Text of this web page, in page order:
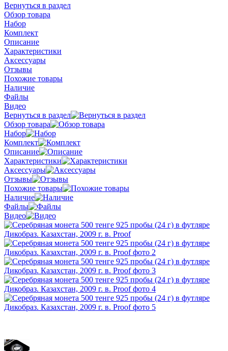
Вернуться в раздел
Обзор товара
Набор
Комплект
Описание
Характеристики
Аксессуары
Отзывы
Похожие товары
Наличие
Файлы
Видео
Вернуться в раздел
Обзор товара
Набор
Комплект
Описание
Характеристики
Аксессуары
Отзывы
Похожие товары
Наличие
Файлы
Видео